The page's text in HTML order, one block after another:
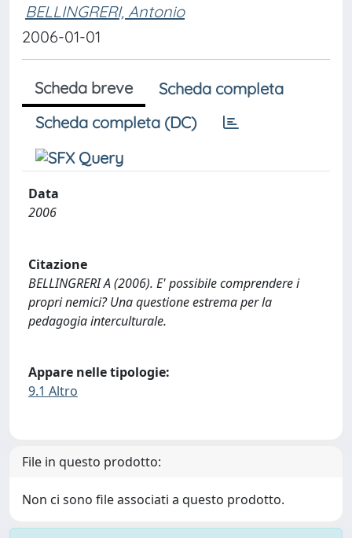
BELLINGRERI, Antonio
2006-01-01
Scheda breve
Scheda completa
Scheda completa (DC)
Data
2006
Citazione
BELLINGRERI A (2006). E' possibile comprendere i
propri nemici? Una questione estrema per la
pedagogia interculturale.
Appare nelle tipologie:
9.1 Altro
File in questo prodotto:
Non ci sono file associati a questo prodotto.